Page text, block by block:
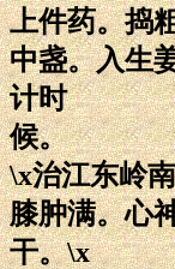
上件药。捣
中盏。入生
计时
候。
\x治江东岭
膝肿满。心
干。\x